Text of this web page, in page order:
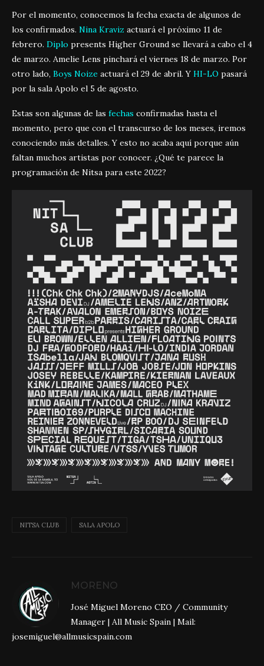
Por el momento, conocemos la fecha exacta de algunos de
los confirmados. Nina Kraviz actuará el próximo 11 de
febrero. Diplo presents Higher Ground se llevará a cabo el 4
de marzo. Amelie Lens pinchará el viernes 18 de marzo. Por
otro lado, Boys Noize actuará el 29 de abril. Y HI-LO pasará
por la sala Apolo el 5 de agosto.
Estas son algunas de las fechas confirmadas hasta el
momento, pero que con el transcurso de los meses, iremos
conociendo más detalles. Y esto no acaba aquí porque aún
faltan muchos artistas por conocer. ¿Qué te parece la
programación de Nitsa para este 2022?
NITSA CLUB SALA APOLO
MORENO
José Miguel Moreno CEO / Community
Manager | All Music Spain | Mail:
josemiguel@allmusicspain.com